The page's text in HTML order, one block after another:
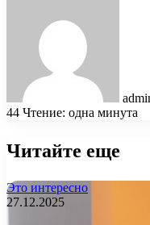
44 Чтение: одна минута
Читайте еще
Это интересно
27.12.2025